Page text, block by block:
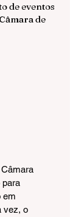
de eventos
de
para
em
vez, o